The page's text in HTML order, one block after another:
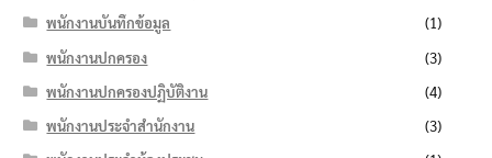
พนักงานบันทึกข้อมูล
(1)
พนักงานปกครอง
(3)
พนักงานปกครองปฏิบัติงาน
(4)
พนักงานประจำสำนักงาน
(3)